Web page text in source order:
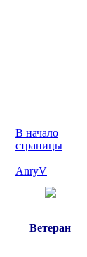
В начало
страницы
AnryV
Ветеран